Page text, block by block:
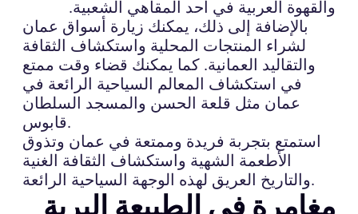
والقهوة العربية في أحد المقاهي الشعبية.
بالإضافة إلى ذلك، يمكنك زيارة أسواق عمان
لشراء المنتجات المحلية واستكشاف الثقافة
والتقاليد العمانية. كما يمكنك قضاء وقت ممتع
في استكشاف المعالم السياحية الرائعة في
عمان مثل قلعة الحسن والمسجد السلطان
قابوس.
استمتع بتجربة فريدة وممتعة في عمان وتذوق
الأطعمة الشهية واستكشاف الثقافة الغنية
والتاريخ العريق لهذه الوجهة السياحية الرائعة.
مغامرة في الطبيعة البرية